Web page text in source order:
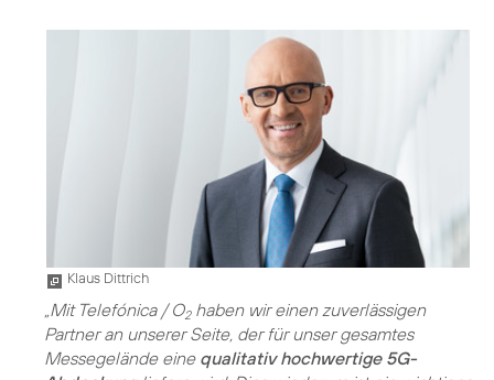
Klaus Dittrich
„Mit Telefónica / O2haben wir einen zuverlässigen
Partner an unserer Seite, der für unser gesamtes
Messegelände eine qualitativ hochwertige 5G-